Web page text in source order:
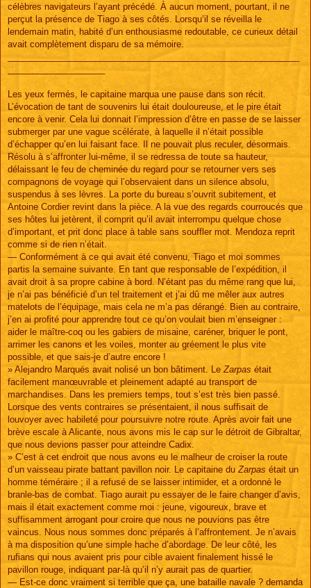
célèbres navigateurs l’ayant précédé. À aucun moment, pourtant, il ne
perçut la présence de Tiago à ses côtés. Lorsqu’il se réveilla le
lendemain matin, habité d’un enthousiasme redoutable, ce curieux détail
avait complètement disparu de sa mémoire.
Les yeux fermés, le capitaine marqua une pause dans son récit.
L’évocation de tant de souvenirs lui était douloureuse, et le pire était
encore à venir. Cela lui donnait l’impression d’être en passe de se laisser
submerger par une vague scélérate, à laquelle il n’était possible
d’échapper qu’en lui faisant face. Il ne pouvait plus reculer, désormais.
Résolu à s’affronter lui-même, il se redressa de toute sa hauteur,
délaissant le feu de cheminée du regard pour se retourner vers ses
compagnons de voyage qui l’observaient dans un silence absolu,
suspendus à ses lèvres. La porte du bureau s’ouvrit subitement, et
Antoine Cordier revint dans la pièce. A la vue des regards courroucés que
ses hôtes lui jetèrent, il comprit qu’il avait interrompu quelque chose
d’important, et prit donc place à table sans souffler mot. Mendoza reprit
comme si de rien n’était.
— Conformément à ce qui avait été convenu, Tiago et moi sommes
partis la semaine suivante. En tant que responsable de l’expédition, il
avait droit à sa propre cabine à bord. N’étant pas du même rang que lui,
je n’ai pas bénéficié d’un tel traitement et j’ai dû me mêler aux autres
matelots de l’équipage, mais cela ne m’a pas dérangé. Bien au contraire,
j’en ai profité pour apprendre tout ce qu’on voulait bien m’enseigner :
aider le maître-coq ou les gabiers de misaine, caréner, briquer le pont,
arrimer les canons et les voiles, monter au gréement le plus vite
possible, et que sais-je d’autre encore !
» Alejandro Marqués avait nolisé un bon bâtiment. Le Zarpas était
facilement manœuvrable et pleinement adapté au transport de
marchandises. Dans les premiers temps, tout s’est très bien passé.
Lorsque des vents contraires se présentaient, il nous suffisait de
louvoyer avec habileté pour poursuivre notre route. Après avoir fait une
brève escale à Alicante, nous avons mis le cap sur le détroit de Gibraltar,
que nous devions passer pour atteindre Cadix.
» C’est à cet endroit que nous avons eu le malheur de croiser la route
d’un vaisseau pirate battant pavillon noir. Le capitaine du Zarpas était un
homme téméraire ; il a refusé de se laisser intimider, et a ordonné le
branle-bas de combat. Tiago aurait pu essayer de le faire changer d’avis,
mais il était exactement comme moi : jeune, vigoureux, brave et
suffisamment arrogant pour croire que nous ne pouvions pas être
vaincus. Nous nous sommes donc préparés à l’affrontement. Je n’avais
à ma disposition qu’une simple hache d’abordage. De leur côté, les
rufians qui nous avaient pris pour cible avaient finalement hissé le
pavillon rouge, indiquant par-là qu’il n’y aurait pas de quartier.
— Est-ce donc vraiment si terrible que ça, une bataille navale ? demanda